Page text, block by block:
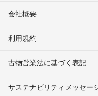
会社概要
利用規約
古物営業法に基づく表記
サステナビリティメッセー